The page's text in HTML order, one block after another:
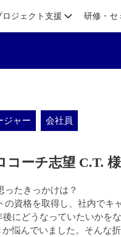
ロジェクト支援 研修・セ
ジャー 会社員
コーチ志望 C.T. 様
ったきっかけは？
の資格を取得し、社内でキ
にどうなっていたいかを
悩んでいました。そんな